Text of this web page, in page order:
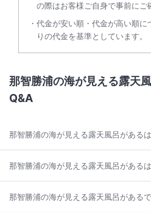
の際はお客様ご自身で事前にご
代金が安い順・代金が高い順に
りの代金を基準としています。
那智勝浦の海が見える露天
Q&A
那智勝浦の海が見える露天風呂がある
那智勝浦の海が見える露天風呂がある
那智勝浦の海が見える露天風呂がある